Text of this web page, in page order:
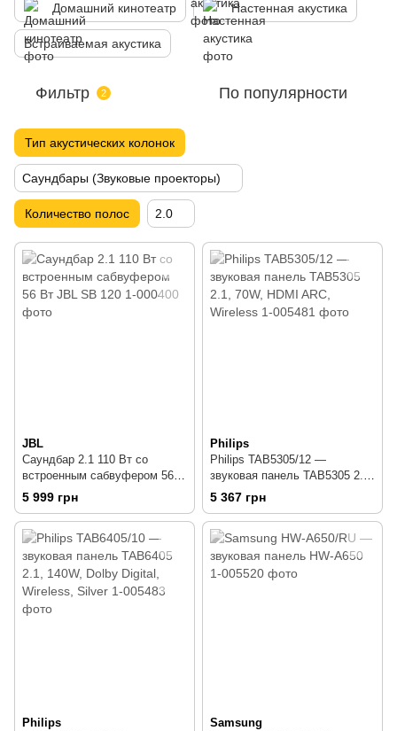
Домашний кинотеатр Настенная акустика
Встраиваемая акустика
Фильтр 2 По популярности
Тип акустических колонок
Саундбары (Звуковые проекторы)
Количество полос 2.0
JBL
Саундбар 2.1 110 Вт со
встроенным сабвуфером 56
Вт JBL SB 120
5 999 грн
Philips
Philips TAB5305/12 —
звуковая панель TAB5305 2.1,
70W, HDMI ARC, Wireless
5 367 грн
Philips
Samsung